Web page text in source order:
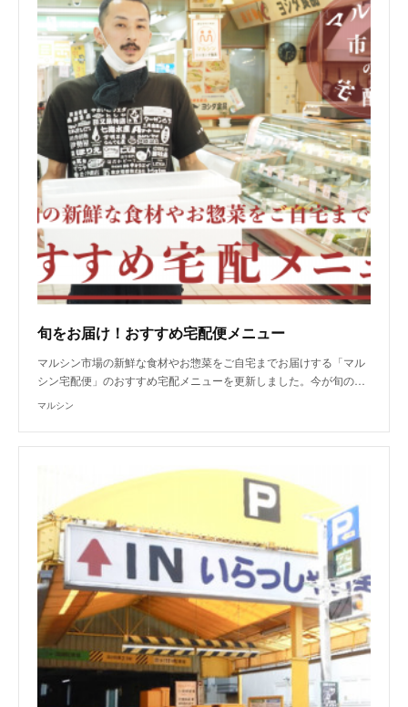
旬をお届け！おすすめ宅配便メニュー
マルシン市場の新鮮な食材やお惣菜をご自宅までお届けする「マル
シン宅配便」のおすすめ宅配メニューを更新しました。今が旬の…
マルシン